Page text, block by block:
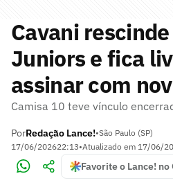
Cavani
Juniors e fica
assinar com
Camisa 10 teve vínculo
PorRedação Lance!•São Paulo (SP)
17/06/202622:13•Atualizado em 17/06/
Favorite o Lance! no